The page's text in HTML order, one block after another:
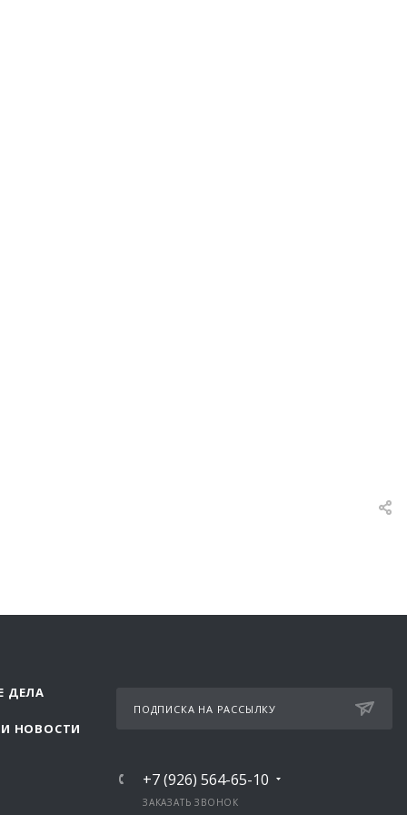
ДЕЛА
НОВОСТИ
ПОДПИСКА НА РАССЫЛКУ
+7 (926) 564-65-10
ЗАКАЗАТЬ ЗВОНОК